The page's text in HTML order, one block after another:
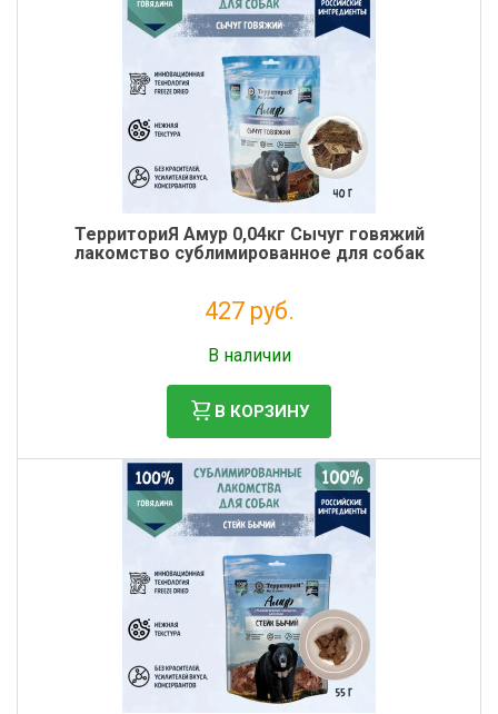
ТерриториЯ Амур 0,04кг Сычуг говяжий
лакомство сублимированное для собак
427 руб.
В наличии
В КОРЗИНУ